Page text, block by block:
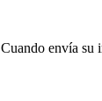
envía su